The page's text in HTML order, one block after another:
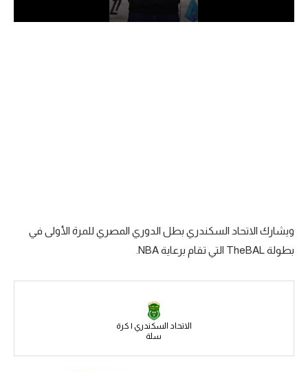
دوري أبطال إفريقيا
ويشارك الاتحاد السكندري بطل الدوري المصري للمرة الأولى في
بطولة TheBAL التي تقام برعاية NBA.
الاتحاد السكندري | كرة
سلة